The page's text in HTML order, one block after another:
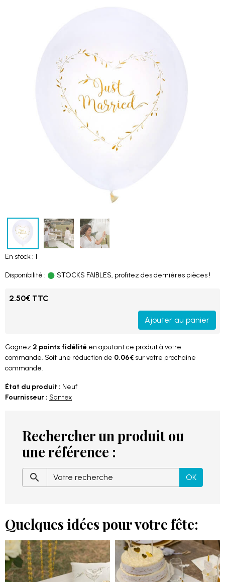
En stock : 1
Disponibilité : STOCKS FAIBLES, profitez des dernières pièces !
2.50€ TTC
Ajouter au panier
Gagnez 2 points fidélité en ajoutant ce produit à votre
commande. Soit une réduction de 0.06€ sur votre prochaine
commande.
État du produit : Neuf
Fournisseur : Santex
Rechercher un produit ou
une référence :
OK
Quelques idées pour votre fête: